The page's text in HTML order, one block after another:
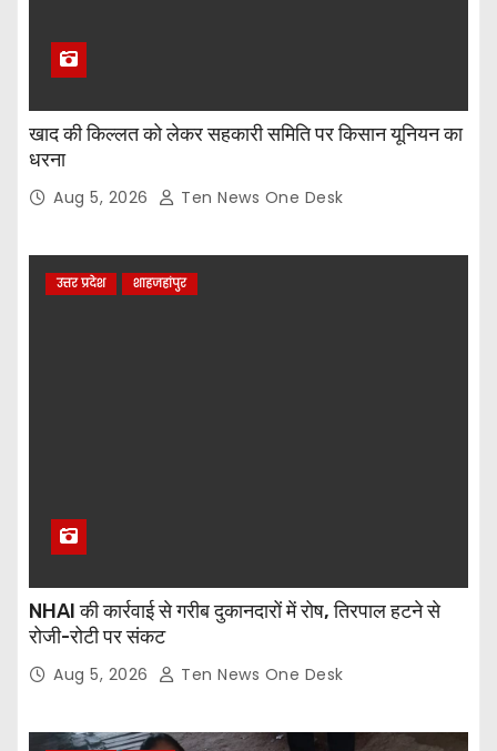
खाद की किल्लत को लेकर सहकारी समिति पर किसान यूनियन का
धरना
Aug 5, 2026 Ten News One Desk
उत्तर प्रदेश शाहजहांपुर
NHAI की कार्रवाई से गरीब दुकानदारों में रोष, तिरपाल हटने से
रोजी-रोटी पर संकट
Aug 5, 2026 Ten News One Desk